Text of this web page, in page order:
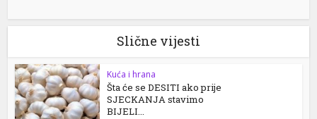
Slične vijesti
Kuća i hrana
Šta će se DESITI ako prije
SJECKANJA stavimo
BIJELI...